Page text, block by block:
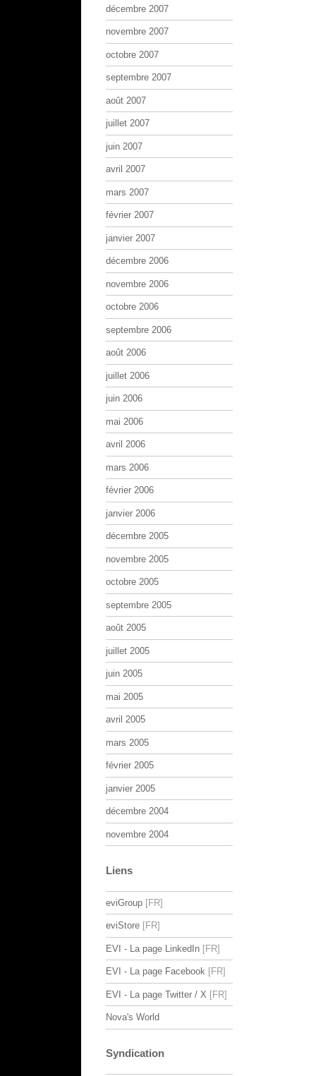
décembre 2007
novembre 2007
octobre 2007
septembre 2007
août 2007
juillet 2007
juin 2007
avril 2007
mars 2007
février 2007
janvier 2007
décembre 2006
novembre 2006
octobre 2006
septembre 2006
août 2006
juillet 2006
juin 2006
mai 2006
avril 2006
mars 2006
février 2006
janvier 2006
décembre 2005
novembre 2005
octobre 2005
septembre 2005
août 2005
juillet 2005
juin 2005
mai 2005
avril 2005
mars 2005
février 2005
janvier 2005
décembre 2004
novembre 2004
Liens
eviGroup
eviStore
EVI - La page LinkedIn
EVI - La page Facebook
EVI - La page Twitter / X
Nova's World
Syndication